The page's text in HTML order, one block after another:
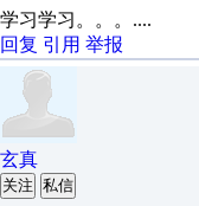
学习学习。。。....
回复 引用 举报
玄真
关注 私信